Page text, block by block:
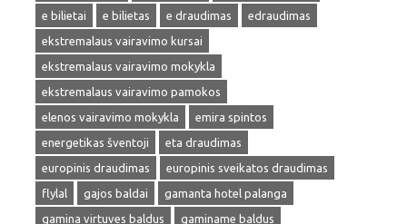
e bilietai
e bilietas e draudimas
edraudimas
ekstremalaus vairavimo kursai
ekstremalaus vairavimo mokykla
ekstremalaus vairavimo pamokos
elenos vairavimo mokykla
emira spintos
energetikas šventoji
eta draudimas
europinis draudimas
europinis sveikatos draudimas
flylal
gajos baldai
gamanta hotel palanga
gamina virtuves baldus
gaminame baldus